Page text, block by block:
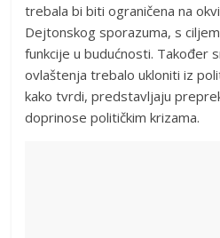
trebala bi biti ograničena na
Dejtonskog sporazuma, s
funkcije u budućnosti. Također
ovlaštenja trebalo ukloniti iz
kako tvrdi, predstavljaju
doprinose političkim krizama.